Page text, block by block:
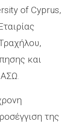
of Cyprus,
και
της